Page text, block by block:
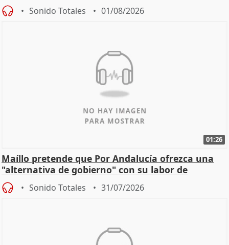
Sonido Totales 01/08/2026
01:26
Maíllo pretende que Por Andalucía ofrezca una
"alternativa de gobierno" con su labor de
oposición
Sonido Totales 31/07/2026